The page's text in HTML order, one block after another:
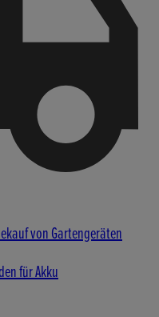
von Gartengeräten
für Akku